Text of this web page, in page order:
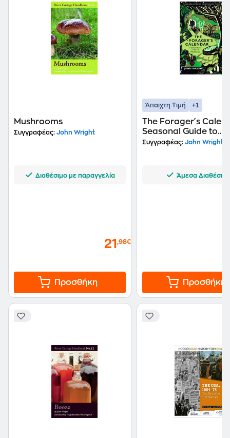
Mushrooms
Συγγραφέας: John Wright
Διαθέσιμο με παραγγελία
21 ,98€
Προσθήκη
Άπαιχτη Τιμή +1
The Forager's
Seasonal Guide to
Nature's Wild
Συγγραφέας: John Wright
Άμεσα Διαθέσιμο
Προσθήκη